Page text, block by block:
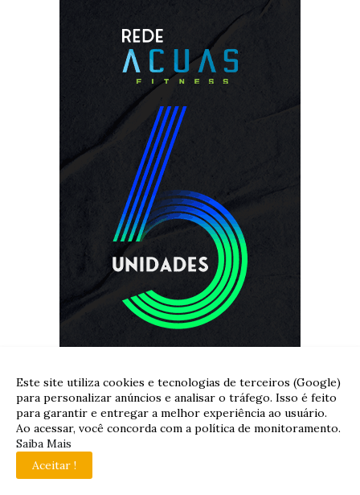
Este site utiliza cookies e tecnologias de terceiros (Google)
para personalizar anúncios e analisar o tráfego. Isso é feito
para garantir e entregar a melhor experiência ao usuário.
Ao acessar, você concorda com a política de monitoramento.
Saiba Mais
Aceitar !